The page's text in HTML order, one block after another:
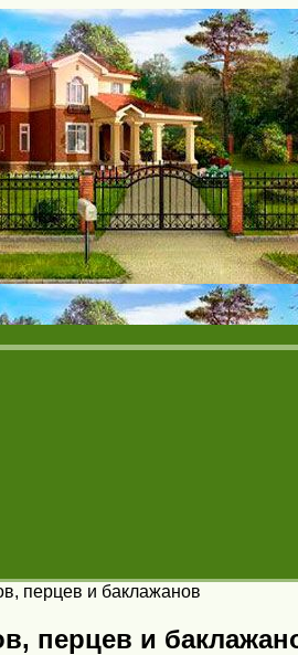
перцев и баклажанов
перцев и